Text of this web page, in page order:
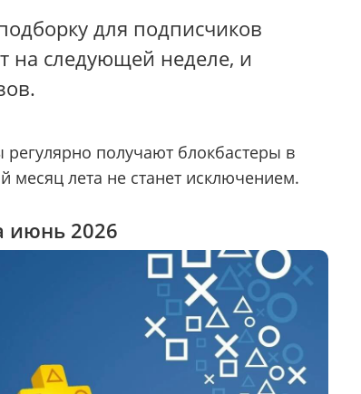
для подписчиков
на следующей неделе, и
получают блокбастеры в
месяц лета не станет исключением.
июнь 2026